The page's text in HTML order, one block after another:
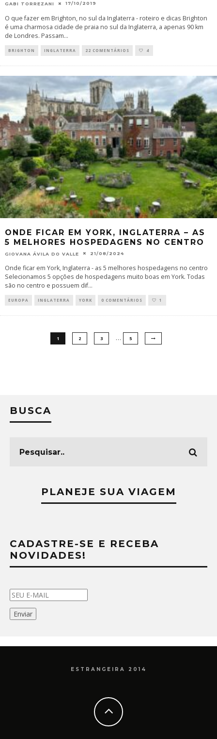
GABI TORREZANI 17/10/2019
O que fazer em Brighton, no sul da Inglaterra - roteiro e dicas Brighton
é uma charmosa cidade de praia no sul da Inglaterra, a apenas 90 km
de Londres. Passam...
BRIGHTON INGLATERRA 22 COMENTÁRIOS 4
ONDE FICAR EM YORK, INGLATERRA – AS
5 MELHORES HOSPEDAGENS NO CENTRO
GIOVANA ÁVILA DO VALLE 21/08/2024
Onde ficar em York, Inglaterra - as 5 melhores hospedagens no centro
Selecionamos 5 opções de hospedagens muito boas em York. Todas
são no centro e possuem dif...
EUROPA INGLATERRA YORK 0 COMENTÁRIOS 1
1 2 3 … 5
BUSCA
PLANEJE SUA VIAGEM
CADASTRE-SE E RECEBA
NOVIDADES!
ESTRANGEIRA 2014